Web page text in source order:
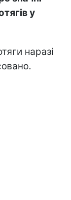
у
наразі